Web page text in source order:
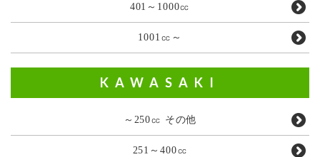
401～1000㏄
1001㏄～
KAWASAKI
～250㏄ その他
251～400㏄